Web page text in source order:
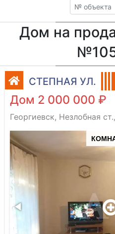
Дом на
СТЕПНАЯ УЛ.
Дом 2 000 000 ₽
Георгиевск, Незлобная